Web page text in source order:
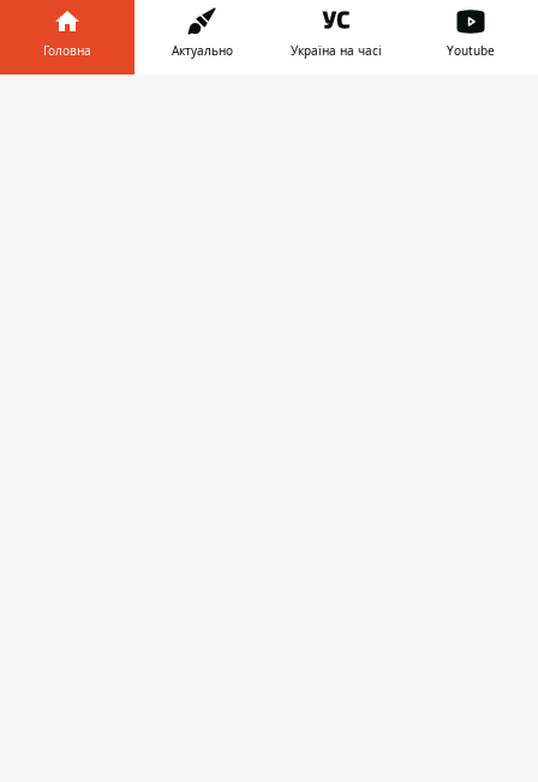
Фото, видео: Виталий Куздровский
Головна Актуально Україна на часі Youtube